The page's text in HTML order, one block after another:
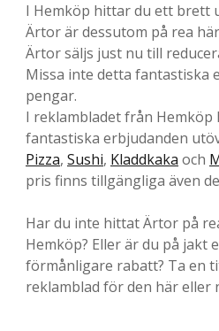
I Hemköp hittar du ett brett
Ärtor är dessutom på rea
Ärtor säljs just nu till
Missa inte detta fantastiska
pengar.
I reklambladet från
fantastiska erbjudanden
Pizza, Sushi, Kladdkaka och
pris finns tillgängliga även
Har du inte hittat Ärtor på
Hemköp? Eller är du på jakt
förmånligare rabatt? Ta en
reklamblad för den här eller